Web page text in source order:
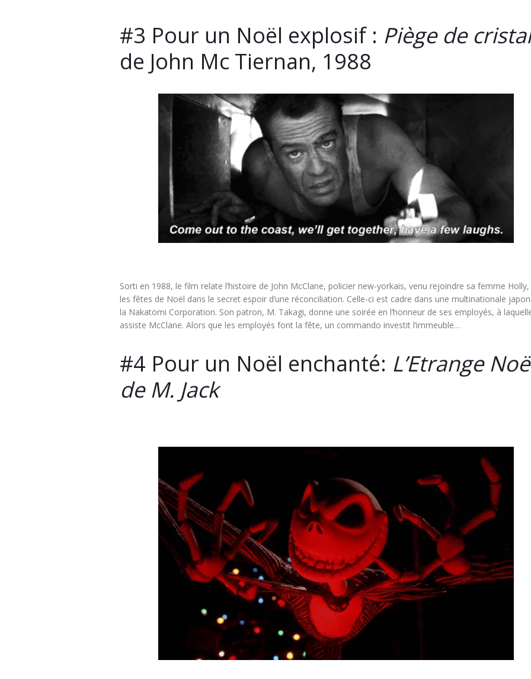
#3 Pour un Noël explosif : Piège de cristal
de John Mc Tiernan, 1988
Sorti en 1988, le film relate l’histoire de John McClane, policier new-yorkais, venu rejoindre sa femme
les fêtes de Noël dans le secret espoir d’une réconciliation. Celle-ci est cadre dans une multinationale
la Nakatomi Corporation. Son patron, M. Takagi, donne une soirée en l’honneur de ses employés, à
assiste McClane. Alors que les employés font la fête, un commando investit l’immeuble…
#4 Pour un Noël enchanté: L’Etrange
de M. Jack